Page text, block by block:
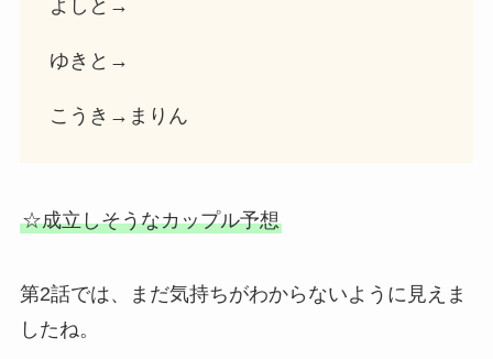
よしと→
ゆきと→
こうき→まりん
☆成立しそうなカップル予想
第2話では、まだ気持ちがわからないように見えま
したね。